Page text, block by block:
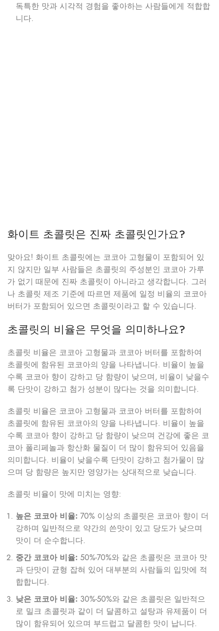
독특한 맛과 시각적 경험을 좋아하는 사람들에게 적합합
니다.
화이트 초콜릿은 진짜 초콜릿인가요?
맞아요! 화이트 초콜릿에는 코코아 고형물이 포함되어 있
지 않지만 일부 사람들은 초콜릿의 주성분인 코코아 가루
가 없기 때문에 진짜 초콜릿이 아니라고 생각합니다. 그러
나 초콜릿 제조 기준에 따르면 제품에 일정 비율의 코코아
버터가 포함되어 있으면 초콜릿이라고 할 수 있습니다.
초콜릿의 비율은 무엇을 의미하나요?
초콜릿 비율은 코코아 고형물과 코코아 버터를 포함하여
초콜릿에 함유된 코코아의 양을 나타냅니다. 비율이 높을
수록 코코아 향이 강하고 당 함량이 낮으며, 비율이 낮을수
록 단맛이 강하고 첨가 성분이 많다는 것을 의미합니다.
초콜릿 비율은 코코아 고형물과 코코아 버터를 포함하여
초콜릿에 함유된 코코아의 양을 나타냅니다. 비율이 높을
수록 코코아 향이 강하고 당 함량이 낮으며 건강에 좋은 코
코아 폴리페놀과 항산화 물질이 더 많이 함유되어 있음을
의미합니다. 비율이 낮을수록 단맛이 강하고 첨가물이 많
으며 당 함량은 높지만 영양가는 상대적으로 낮습니다.
초콜릿 비율이 맛에 미치는 영향:
높은 코코아 비율: 70% 이상의 초콜릿은 코코아 향이 더
강하며 일반적으로 약간의 쓴맛이 있고 당도가 낮으며
맛이 더 순수합니다.
중간 코코아 비율: 50%-70%와 같은 초콜릿은 코코아 맛
과 단맛이 균형 잡혀 있어 대부분의 사람들의 입맛에 적
합합니다.
낮은 코코아 비율: 30%-50%와 같은 초콜릿은 일반적으
로 밀크 초콜릿과 같이 더 달콤하고 설탕과 유제품이 더
많이 함유되어 있으며 부드럽고 달콤한 맛이 납니다.